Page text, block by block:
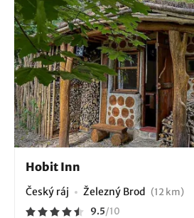
Hobit Inn
Český ráj Železný Brod (12 km)
9.5/10